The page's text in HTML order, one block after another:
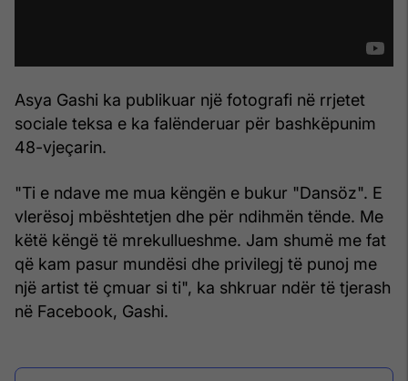
Asya Gashi ka publikuar një fotografi në rrjetet
sociale teksa e ka falënderuar për bashkëpunim
48-vjeçarin.
"Ti e ndave me mua këngën e bukur "Dansöz". E
vlerësoj mbështetjen dhe për ndihmën tënde. Me
këtë këngë të mrekullueshme. Jam shumë me fat
që kam pasur mundësi dhe privilegj të punoj me
një artist të çmuar si ti", ka shkruar ndër të tjerash
në Facebook, Gashi.